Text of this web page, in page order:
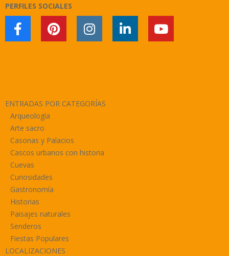
PERFILES SOCIALES
ENTRADAS POR CATEGORÍAS
Arqueología
Arte sacro
Casonas y Palacios
Cascos urbanos con historia
Cuevas
Curiosidades
Gastronomía
Historias
Paisajes naturales
Senderos
Fiestas Populares
LOCALIZACIONES